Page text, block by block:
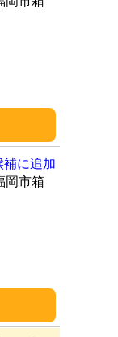
岡市箱
補に追加